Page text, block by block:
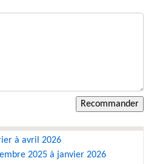
à avril 2026
2025 à janvier 2026